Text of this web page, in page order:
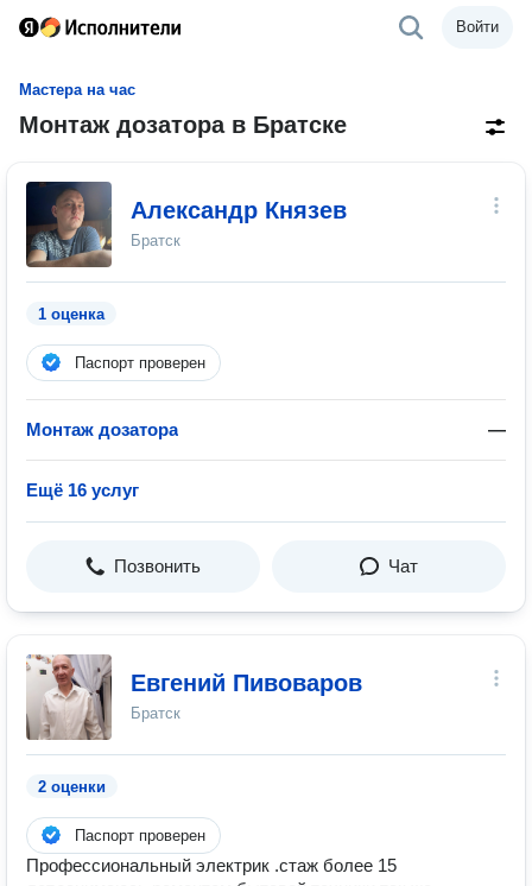
Войти
Мастера на час
Монтаж дозатора в Братске
Александр Князев
Братск
1 оценка
Паспорт проверен
Монтаж дозатора —
Ещё 16 услуг
Позвонить Чат
Евгений Пивоваров
Братск
2 оценки
Паспорт проверен
Профессиональный электрик .стаж более 15